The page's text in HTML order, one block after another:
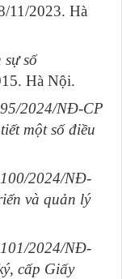
11/2023. Hà
số
Hà Nội.
2024/NĐ-CP
một số điều
2024/NĐ-
và quản lý
2024/NĐ-
cấp Giấy